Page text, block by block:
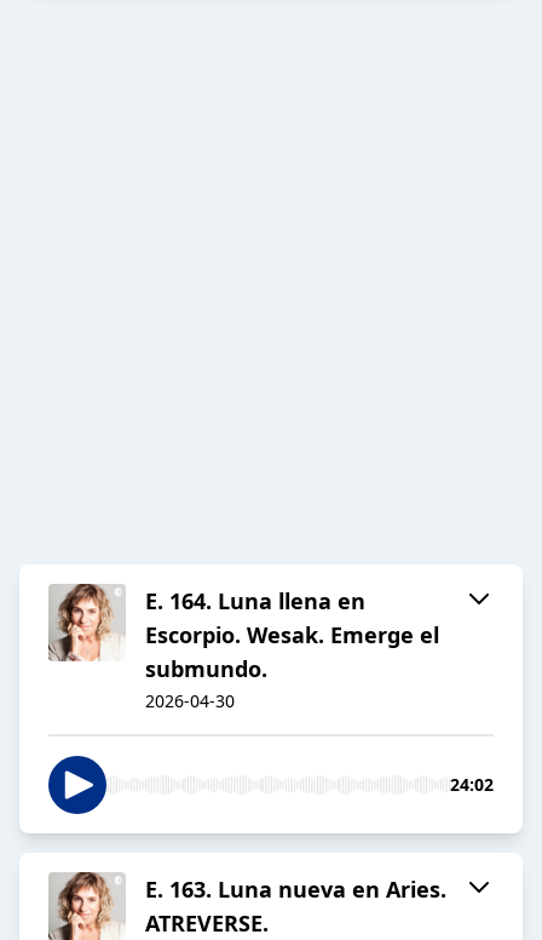
E. 164. Luna llena en
Escorpio. Wesak. Emerge el
submundo.
2026-04-30
24:02
E. 163. Luna nueva en Aries.
ATREVERSE.